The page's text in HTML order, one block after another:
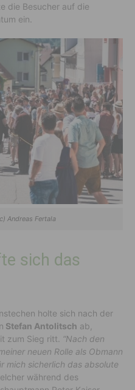
die Besucher auf die
ein.
Andreas Fertala
sich das
holte sich nach der
Stefan Antolitsch ab,
zum Sieg ritt. “Nach den
neuen Rolle als Obmann
mich sicherlich das absolute
während des